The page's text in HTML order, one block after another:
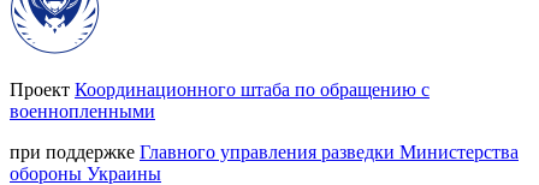
Проект Координационного штаба по обращению с
военнопленными
при поддержке Главного управления разведки Министерства
обороны Украины